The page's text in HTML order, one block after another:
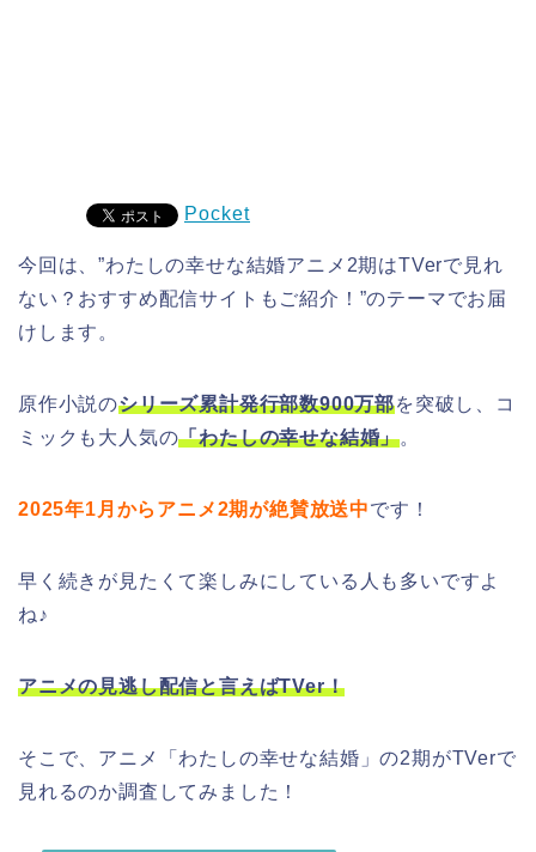
Pocket
今回は、”わたしの幸せな結婚アニメ2期はTVerで見れ
ない？おすすめ配信サイトもご紹介！”のテーマでお届
けします。
原作小説のシリーズ累計発行部数900万部を突破し、コ
ミックも大人気の「わたしの幸せな結婚」。
2025年1月からアニメ2期が絶賛放送中です！
早く続きが見たくて楽しみにしている人も多いですよ
ね♪
アニメの見逃し配信と言えばTVer！
そこで、アニメ「わたしの幸せな結婚」の2期がTVerで
見れるのか調査してみました！